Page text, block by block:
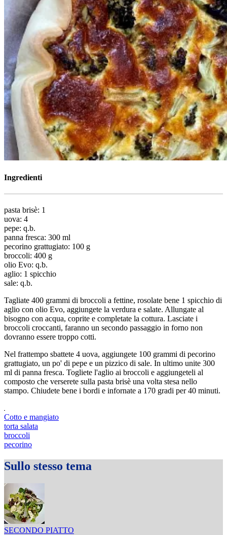
Ingredienti
pasta brisè: 1
uova: 4
pepe: q.b.
panna fresca: 300 ml
pecorino grattugiato: 100 g
broccoli: 400 g
olio Evo: q.b.
aglio: 1 spicchio
sale: q.b.
Tagliate 400 grammi di broccoli a fettine, rosolate bene 1 spicchio di
aglio con olio Evo, aggiungete la verdura e salate. Allungate al
bisogno con acqua, coprite e completate la cottura. Lasciate i
broccoli croccanti, faranno un secondo passaggio in forno non
dovranno essere troppo cotti.
Nel frattempo sbattete 4 uova, aggiungete 100 grammi di pecorino
grattugiato, un po' di pepe e un pizzico di sale. In ultimo unite 300
ml di panna fresca. Togliete l'aglio ai broccoli e aggiungeteli al
composto che verserete sulla pasta brisè una volta stesa nello
stampo. Chiudete bene i bordi e infornate a 170 gradi per 40 minuti.
Cotto e mangiato
torta salata
broccoli
pecorino
Sullo stesso tema
SECONDO PIATTO